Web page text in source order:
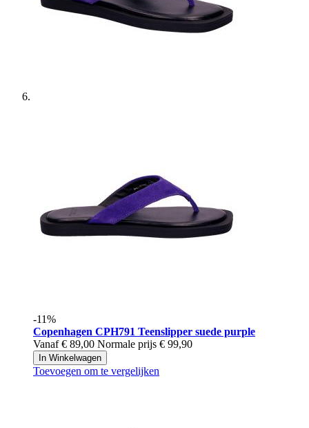
-11%
Copenhagen CPH791 Teenslipper suede purple
Vanaf € 89,00 Normale prijs € 99,90
In Winkelwagen
Toevoegen om te vergelijken